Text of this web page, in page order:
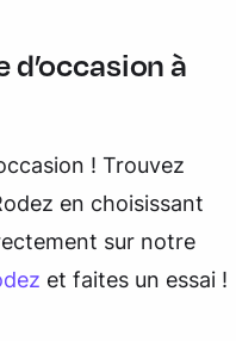
d’occasion à
! Trouvez
en choisissant
sur notre
et faites un essai !